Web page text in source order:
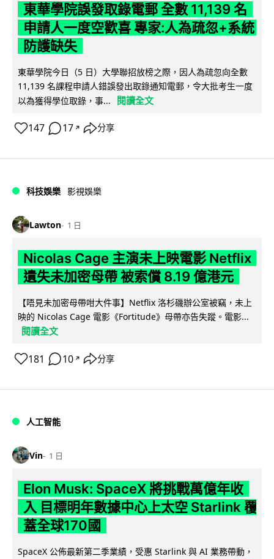
東華學院誤發取錄電郵 全數 11,139 名
申請人一度空歡喜 專家:人為疏忽+系統
防護缺失
東華學院今日（5 日）大學聯招放榜之際，因人為疏忽向全數
11,139 名課程申請人錯誤發出取錄通知電郵，令大批考生一度
以為獲得學位取錄，事...
閱讀全文
147 17 ↗ 分享
科技娛樂 影視娛樂
Lawton 1 日
Nicolas Cage 主演未上映電影 Netflix
遺失未加密母帶 被索償 8.19 億港元
【唔見未加密母帶咁大件事】Netflix 洛杉磯辦公室被竊，未上
映的 Nicolas Cage 電影《Fortitude》母帶亦告失蹤。電影...
閱讀全文
181 10 ↗ 分享
人工智能
Vin 1 日
Elon Musk: SpaceX 將挑戰萬億年收
入 目標明年數據中心上太空 Starlink 覆
蓋全球170國
SpaceX 公佈最新第二季業績，受惠 Starlink 與 AI 業務帶動，